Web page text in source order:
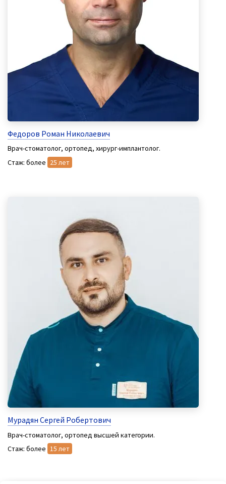
Федоров Роман Николаевич
Врач-стоматолог, ортопед, хирург-имплантолог.
Стаж: более 25 лет
Мурадян Сергей Робертович
Врач-стоматолог, ортопед высшей категории.
Стаж: более 15 лет